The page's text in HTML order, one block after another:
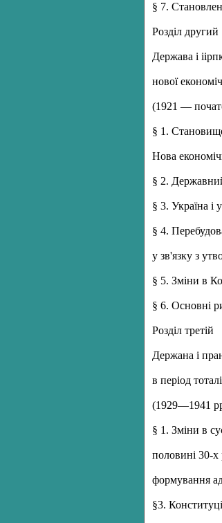
§ 7.
Розділ другий
Держава і
нової
(1921 —
§ 1.
Нова
§ 2.
§ 3. Україна
§ 4.
у зв'язку з
§ 5. Зміни в
§ 6. Основні
Розділ третій
Держана і
в період
(1929—1941
§ 1. Зміни в
половині 30-
формування
§3.